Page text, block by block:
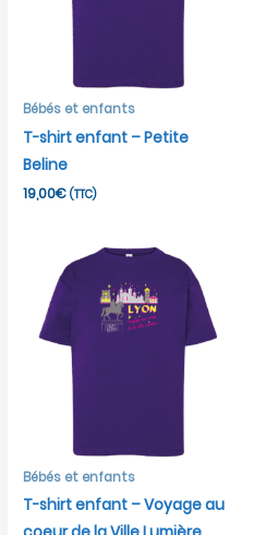
Bébés et enfants
T-shirt enfant – Petite
Beline
19,00€ (TTC)
Bébés et enfants
T-shirt enfant – Voyage au